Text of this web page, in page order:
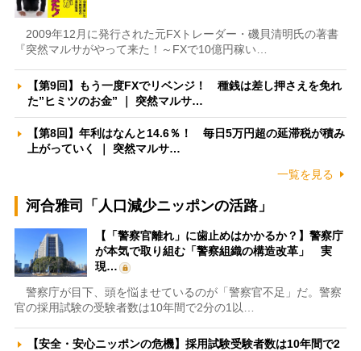
2009年12月に発行された元FXトレーダー・磯貝清明氏の著書
『突然マルサがやって来た！～FXで10億円稼い…
【第9回】もう一度FXでリベンジ！ 種銭は差し押さえを免れ
た”ヒミツのお金” ｜ 突然マルサ…
【第8回】年利はなんと14.6％！ 毎日5万円超の延滞税が積み
上がっていく ｜ 突然マルサ…
一覧を見る
河合雅司「人口減少ニッポンの活路」
【「警察官離れ」に歯止めはかかるか？】警察庁
が本気で取り組む「警察組織の構造改革」 実
現…
警察庁が目下、頭を悩ませているのが「警察官不足」だ。警察
官の採用試験の受験者数は10年間で2分の1以…
【安全・安心ニッポンの危機】採用試験受験者数は10年間で2